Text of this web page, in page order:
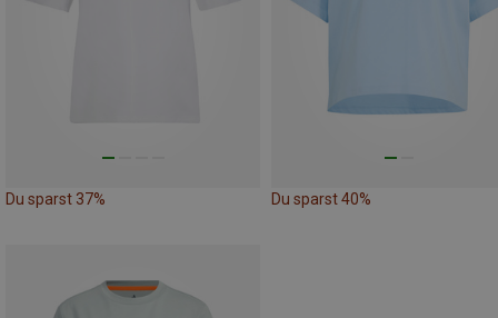
Du sparst 37% Du sparst 40%